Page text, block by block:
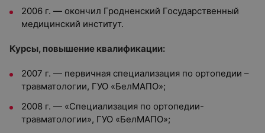
2006 г. — окончил Гродненский Государственный
медицинский институт.
Курсы, повышение квалификации:
2007 г. — первичная специализация по ортопедии –
травматологии, ГУО «БелМАПО»;
2008 г. — «Специализация по ортопедии-
травматологии», ГУО «БелМАПО»;